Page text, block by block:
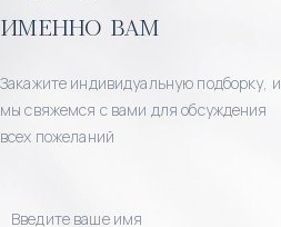
именно вам
Закажите индивидуальную подборку, и
мы свяжемся с вами для обсуждения
всех пожеланий